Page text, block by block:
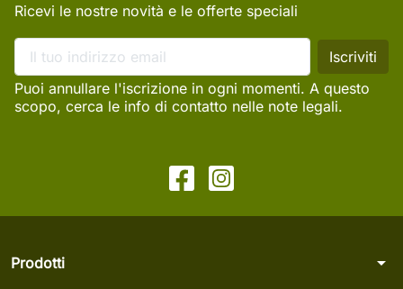
Ricevi le nostre novità e le offerte speciali
Puoi annullare l'iscrizione in ogni momenti. A questo
scopo, cerca le info di contatto nelle note legali.
Prodotti
arrow_drop_down